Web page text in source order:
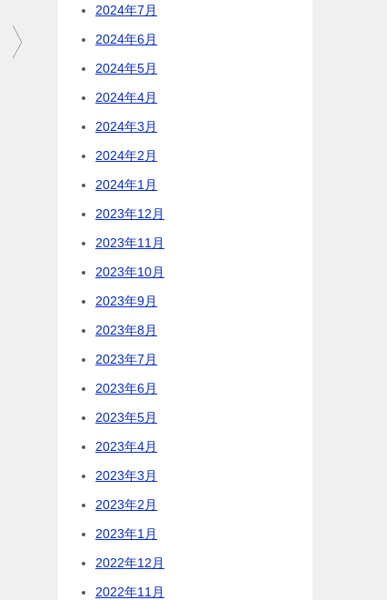
2024年7月
2024年6月
2024年5月
2024年4月
2024年3月
2024年2月
2024年1月
2023年12月
2023年11月
2023年10月
2023年9月
2023年8月
2023年7月
2023年6月
2023年5月
2023年4月
2023年3月
2023年2月
2023年1月
2022年12月
2022年11月